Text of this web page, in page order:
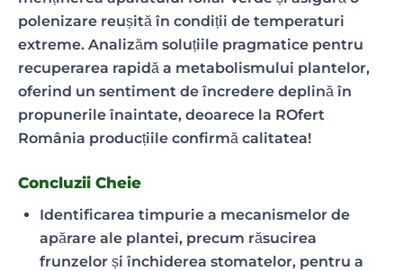
polenizare reușită în condiții de temperaturi
extreme. Analizăm soluțiile pragmatice pentru
recuperarea rapidă a metabolismului plantelor,
oferind un sentiment de încredere deplină în
propunerile înaintate, deoarece la ROfert
România producțiile confirmă calitatea!
Concluzii Cheie
Identificarea timpurie a mecanismelor de
apărare ale plantei, precum răsucirea
frunzelor și închiderea stomatelor, pentru a